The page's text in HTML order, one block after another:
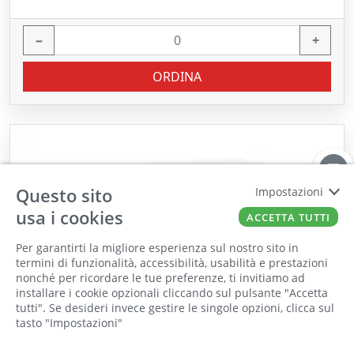
Il punto vendita, gli uffici e il magazzino
saranno chiusi per ferie dall'8 al 25 Agosto
2026 compresi.
− +
ORDINA
Questo sito
usa i cookies
Per garantirti la migliore esperienza sul nostro sito in
termini di funzionalità, accessibilità, usabilità e prestazioni
nonché per ricordare le tue preferenze, ti invitiamo ad
installare i cookie opzionali cliccando sul pulsante "Accetta
tutti". Se desideri invece gestire le singole opzioni, clicca sul
tasto "Impostazioni"
Impostazioni
ACCETTA TUTTI